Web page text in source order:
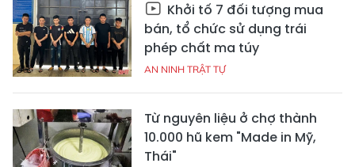
Khởi tố 7 đối tượng mua
bán, tổ chức sử dụng trái
phép chất ma túy
AN NINH TRẬT TỰ
Từ nguyên liệu ở chợ thành
10.000 hũ kem "Made in Mỹ,
Thái"